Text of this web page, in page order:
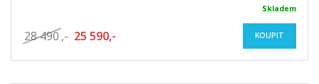
Skladem
28 490 ,- 25 590,- KOUPIT